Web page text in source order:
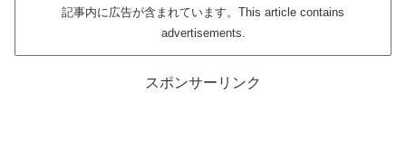
記事内に広告が含まれています。This article contains
advertisements.
スポンサーリンク